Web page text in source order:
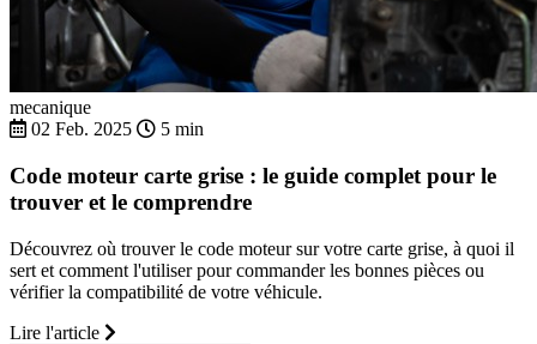
mecanique
02 Feb. 2025
5 min
Code moteur carte grise : le guide complet pour le
trouver et le comprendre
Découvrez où trouver le code moteur sur votre carte grise, à quoi il
sert et comment l'utiliser pour commander les bonnes pièces ou
vérifier la compatibilité de votre véhicule.
Lire l'article